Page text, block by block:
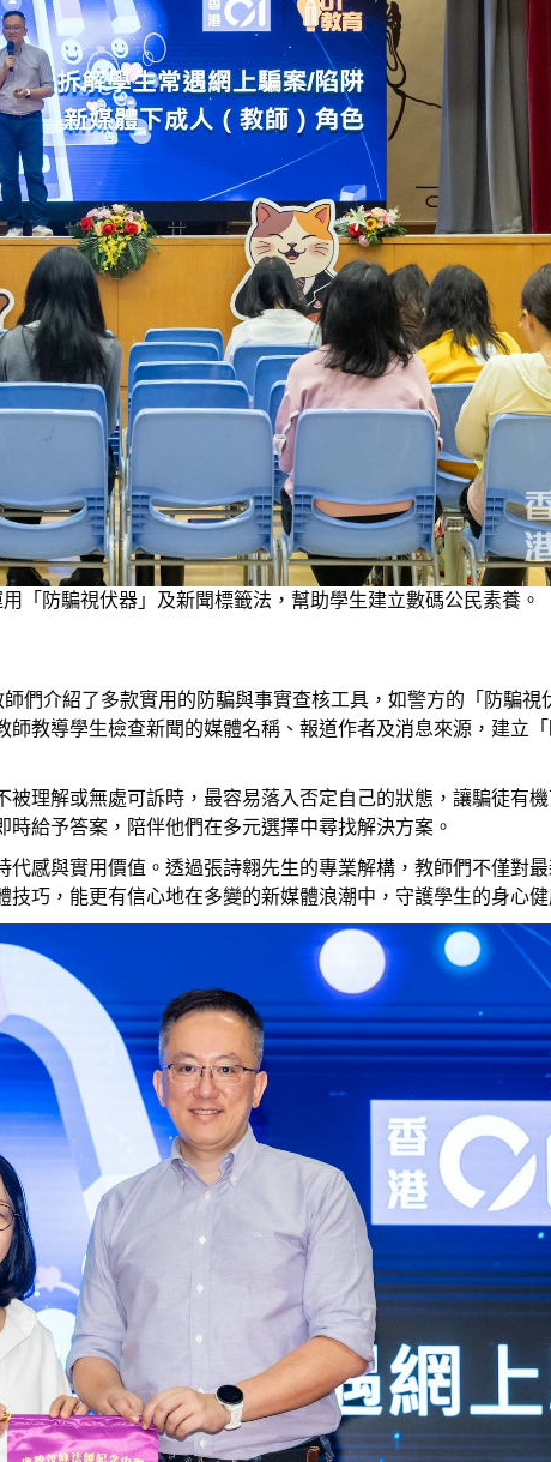
「防騙視伏器」及新聞標籤法，幫助學生建立數碼公民素養。
們介紹了多款實用的防騙與事實查核工具，如警方的「防騙視
教導學生檢查新聞的媒體名稱、報道作者及消息來源，建立
理解或無處可訴時，最容易落入否定自己的狀態，讓騙徒有
給予答案，陪伴他們在多元選擇中尋找解決方案。
感與實用價值。透過張詩翱先生的專業解構，教師們不僅對
巧，能更有信心地在多變的新媒體浪潮中，守護學生的身心健